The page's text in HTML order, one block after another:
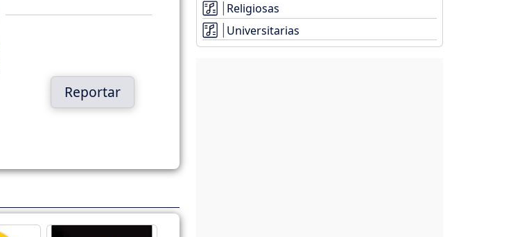
Reportar
Religiosas
Universitarias